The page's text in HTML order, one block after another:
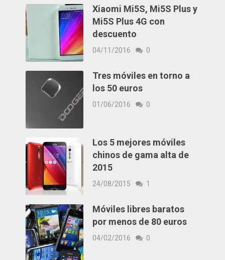
Xiaomi Mi5S, Mi5S Plus y
Mi5S Plus 4G con
descuento
04/11/2016 0
Tres móviles en torno a
los 50 euros
01/06/2016 0
Los 5 mejores móviles
chinos de gama alta de
2015
24/08/2015 1
Móviles libres baratos
por menos de 80 euros
04/02/2016 0